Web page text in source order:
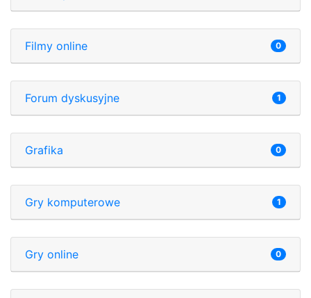
Filmy online 0
Forum dyskusyjne 1
Grafika 0
Gry komputerowe 1
Gry online 0